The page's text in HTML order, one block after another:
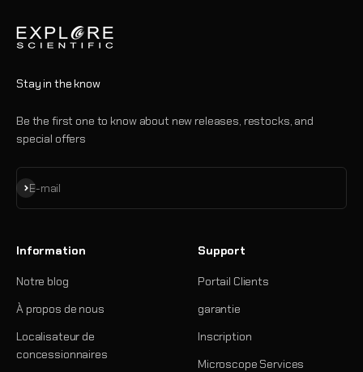
Stay in the know
Be the first one to know about new releases, restocks, and
special offers
E-mail
S'inscrire
Information
Notre blog
À propos de nous
Localisateur de
concessionnaires
Support
Portail Clients
garantie
Inscription
Microscope Services